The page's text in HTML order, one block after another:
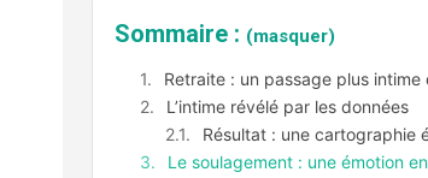
Sommaire : (masquer)
Retraite : un passage plus intime
L’intime révélé par les données
Résultat : une cartographie
Le soulagement : une émotion